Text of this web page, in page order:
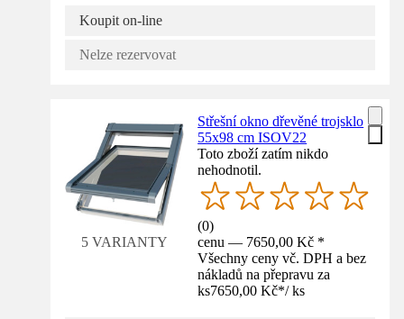
Koupit on-line
Nelze rezervovat
5 VARIANTY
Střešní okno dřevěné trojsklo
55x98 cm ISOV22
Toto zboží zatím nikdo
nehodnotil.
(0)
cenu — 7650,00 Kč *
Všechny ceny vč. DPH a bez
nákladů na přepravu za
ks7650,00 Kč*/ ks